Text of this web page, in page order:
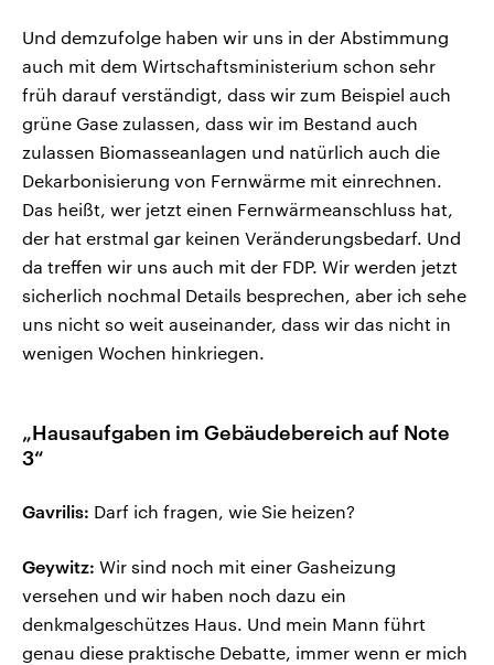
Und demzufolge haben wir uns in der Abstimmung
auch mit dem Wirtschaftsministerium schon sehr
früh darauf verständigt, dass wir zum Beispiel auch
grüne Gase zulassen, dass wir im Bestand auch
zulassen Biomasseanlagen und natürlich auch die
Dekarbonisierung von Fernwärme mit einrechnen.
Das heißt, wer jetzt einen Fernwärmeanschluss hat,
der hat erstmal gar keinen Veränderungsbedarf. Und
da treffen wir uns auch mit der FDP. Wir werden jetzt
sicherlich nochmal Details besprechen, aber ich sehe
uns nicht so weit auseinander, dass wir das nicht in
wenigen Wochen hinkriegen.
„Hausaufgaben im Gebäudebereich auf Note
3“
Gavrilis: Darf ich fragen, wie Sie heizen?
Geywitz: Wir sind noch mit einer Gasheizung
versehen und wir haben noch dazu ein
denkmalgeschützes Haus. Und mein Mann führt
genau diese praktische Debatte, immer wenn er mich